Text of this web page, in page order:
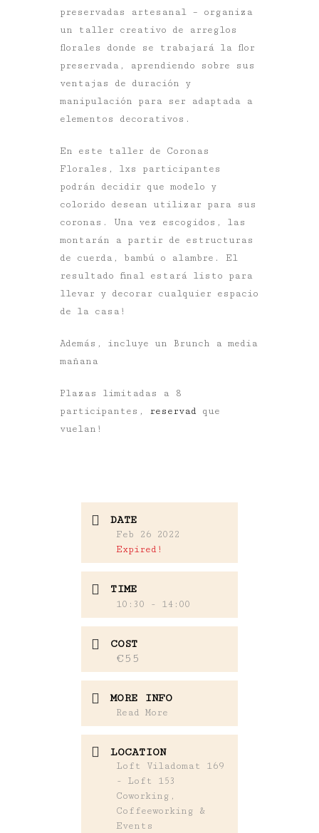
preservadas artesanal – organiza
un taller creativo de arreglos
florales donde se trabajará la flor
preservada, aprendiendo sobre sus
ventajas de duración y
manipulación para ser adaptada a
elementos decorativos.
En este taller de Coronas
Florales,
lxs participantes
podrán decidir que modelo y
colorido desean utilizar para sus
coronas. Una vez escogidos, las
montarán a partir de estructuras
de cuerda, bambú o alambre. El
resultado final estará listo para
llevar y decorar cualquier espacio
de la casa!
Además, incluye un Brunch a media
mañana
Plazas limitadas a 8
participantes, reservad que
vuelan!
DATE
Feb 26 2022
Expired!
TIME
10:30 - 14:00
COST
€55
MORE INFO
Read More
LOCATION
Loft Viladomat 169
- Loft 153
Coworking,
Coffeeworking &
Events